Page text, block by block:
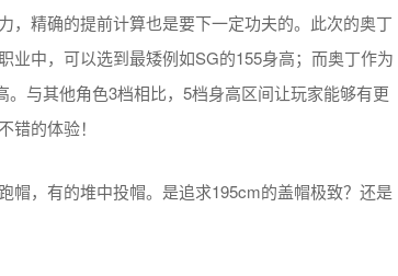
，精确的提前计算也是要下一定功夫的。此次的奥丁
业中，可以选到最矮例如SG的155身高；而奥丁作为
与其他角色3档相比，5档身高区间让玩家能够有更
的体验！
帽，有的堆中投帽。是追求195cm的盖帽极致？还是